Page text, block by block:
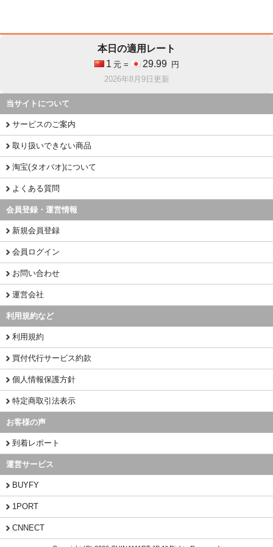
本日の適用レート
1 元 = 29.99
円
2026年8月9日更新
当サイトについて
サービスのご案内
取り扱いできない商品
淘宝(タオバオ)について
よくある質問
会員登録・運営情報
新規会員登録
会員ログイン
お問い合わせ
運営会社
利用規約など
利用規約
買付代行サービス約款
個人情報保護方針
特定商取引法表示
お客様の声
到着レポート
運営サービス
BUYFY
1PORT
CNNECT